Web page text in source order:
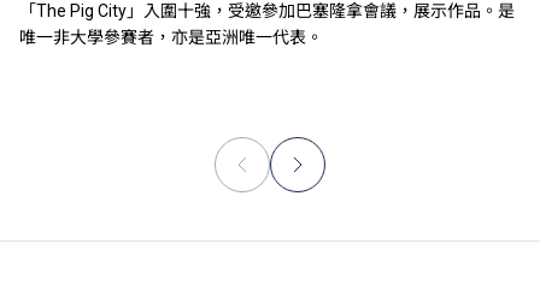
「The Pig City」入圍十強，受邀參加巴塞隆拿會議，展示作品。是
唯一非大學參賽者，亦是亞洲唯一代表。